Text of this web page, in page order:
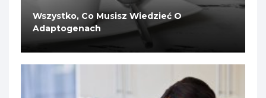
Wszystko, Co Musisz Wiedzieć O
Adaptogenach